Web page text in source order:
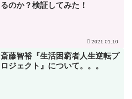
るのか？検証してみた！
2021.01.10
斎藤智裕『生活困窮者人生逆転プ
ロジェクト』について。。。